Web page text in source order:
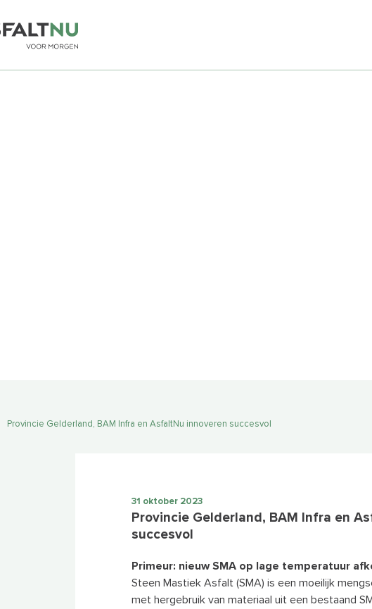
Provincie Gelderland, BAM Infra en AsfaltNu innoveren succesvol
31 oktober 2023
Provincie Gelderland, BAM Infra en
succesvol
Primeur: nieuw SMA op lage temperatuur
Steen Mastiek Asfalt (SMA) is een moeilijk
met hergebruik van materiaal uit een bestaand